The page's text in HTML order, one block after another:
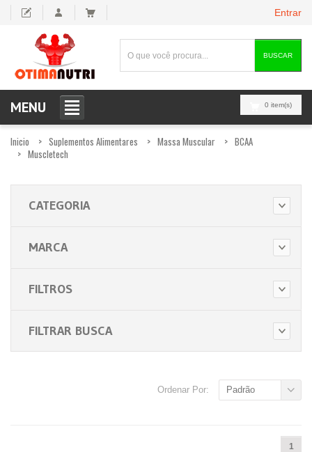
Entrar
BUSCAR
0 item(s)
MENU
Inicio Suplementos Alimentares Massa Muscular
BCAA
Muscletech
CATEGORIA
MARCA
FILTROS
FILTRAR BUSCA
Ordenar Por: Padrão
1